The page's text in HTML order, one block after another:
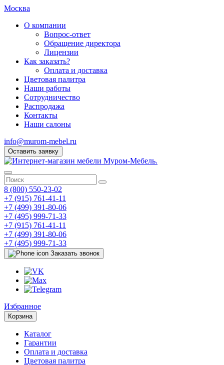
Москва
О компании
Вопрос-ответ
Обращение директора
Лицензии
Как заказать?
Оплата и доставка
Цветовая палитра
Наши работы
Сотрудничество
Распродажа
Контакты
Наши салоны
info@murom-mebel.ru
Оставить заявку
8 (800) 550-23-02
+7 (915) 761-41-11
+7 (499) 391-80-06
+7 (495) 999-71-33
+7 (915) 761-41-11
+7 (499) 391-80-06
+7 (495) 999-71-33
Заказать звонок
Избранное
Корзина
Каталог
Гарантии
Оплата и доставка
Цветовая палитра